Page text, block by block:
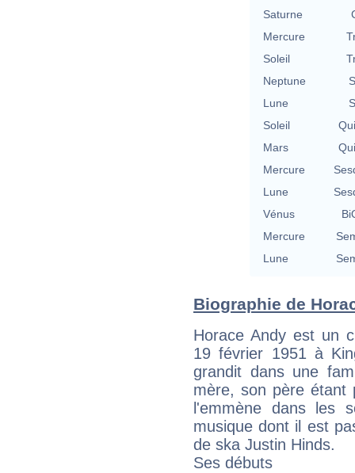
Saturne
Mercure
Soleil
Neptune
Lune
Soleil
Mars
Mercure
Lune
Vénus
Mercure
Lune
Biographie de
Horace Andy est un
19 février 1951 à
grandit dans une
mère, son père étant
l'emmène dans les
musique dont il est
de ska Justin Hinds.
Ses débuts